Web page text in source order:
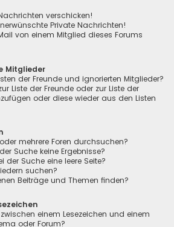
verschicken!
Private Nachrichten!
von einem Mitglied dieses Forums
Mitglieder
der Freunde und ignorierten Mitglieder?
Liste der Freunde oder zur Liste der
oder diese wieder aus den Listen
mehrere Foren durchsuchen?
Suche keine Ergebnisse?
Suche eine leere Seite?
suchen?
Beiträge und Themen finden?
einem Lesezeichen und einem
oder Forum?